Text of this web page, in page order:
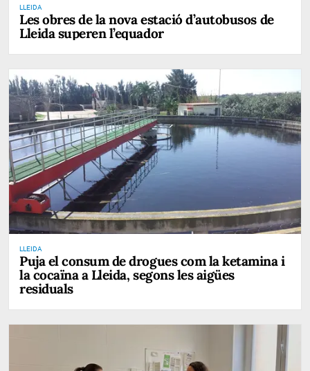
LLEIDA
Les obres de la nova estació d’autobusos de
Lleida superen l’equador
LLEIDA
Puja el consum de drogues com la ketamina i
la cocaïna a Lleida, segons les aigües
residuals